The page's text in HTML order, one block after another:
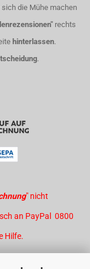
die Mühe machen
rechts
hinterlassen.
.
" nicht
an PayPal 0800
Hilfe.